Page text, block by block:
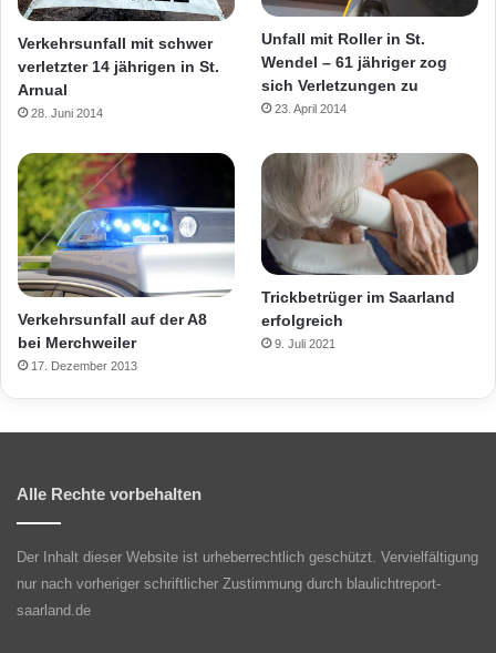
Verkehrsunfall mit schwer
verletzter 14 jährigen in St.
Arnual
28. Juni 2014
Unfall mit Roller in St.
Wendel – 61 jähriger zog
sich Verletzungen zu
23. April 2014
Verkehrsunfall auf der A8
bei Merchweiler
17. Dezember 2013
Trickbetrüger im Saarland
erfolgreich
9. Juli 2021
Alle Rechte vorbehalten
Der Inhalt dieser Website ist urheberrechtlich geschützt. Vervielfältigung
nur nach vorheriger schriftlicher Zustimmung durch blaulichtreport-
saarland.de